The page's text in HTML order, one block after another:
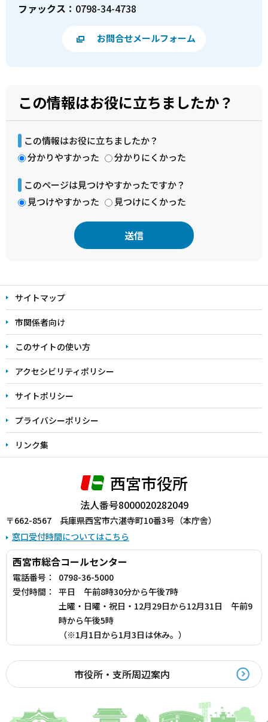
ファックス： 0798-34-4738
お問合せメールフォーム
この情報はお役に立ちましたか？
この情報はお役に立ちましたか？
分かりやすかった
分かりにくかった
このページは見つけやすかったですか？
見つけやすかった
見つけにくかった
文
こ
こ
ま
で
サイトマップ
市関係者向け
このサイトの使い方
アクセシビリティポリシー
サイトポリシー
プライバシーポリシー
リンク集
西宮市役所
法人番号8000020282049
〒662-8567 兵庫県西宮市六湛寺町10番3号（本庁舎）
窓口受付時間についてはこちら
西宮市総合コールセンター
電話番号：
0798-36-5000
受付時間：
平日 午前8時30分から午後7時
土曜・日曜・祝日・12月29日から12月31日 午前9
時から午後5時
（※1月1日から1月3日は休み。）
市役所・支所周辺案内